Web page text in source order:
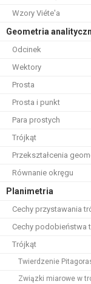
Wzory Viéte'a
Geometria
Odcinek
Wektory
Prosta
Prosta i punkt
Para prostych
Trójkąt
Przekształcenia
Równanie okręgu
Planimetria
Cechy przystawania
Cechy podobieństwa
Trójkąt
Twierdzenie
Związki miarowe w